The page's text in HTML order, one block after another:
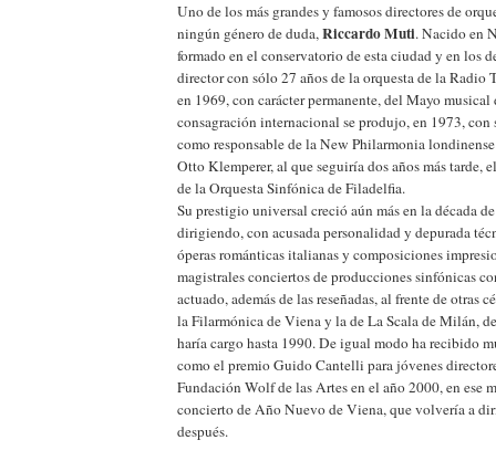
Uno de los más grandes y famosos directores de
ningún género de duda,Riccardo Muti. Nacido en
formado en el conservatorio de esta ciudad y en los
director con sólo 27 años de la orquesta de la Radio
en 1969, con carácter permanente, del Mayo musical
consagración internacional se produjo, en 1973, con
como responsable de la New Philarmonia
Otto Klemperer, al que seguiría dos años más tarde,
de la Orquesta Sinfónica de Filadelfia.
Su prestigio universal creció aún más en la década
dirigiendo, con acusada personalidad y depurada
óperas románticas italianas y composiciones
magistrales conciertos de producciones sinfónicas
actuado, además de las reseñadas, al frente de otras
la Filarmónica de Viena y la de La Scala de Milán,
haría cargo hasta 1990. De igual modo ha recibido
como el premio Guido Cantelli para jóvenes
Fundación Wolf de las Artes en el año 2000, en ese
concierto de Año Nuevo de Viena, que volvería a
después.